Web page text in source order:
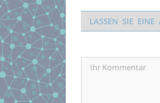
LASSEN SIE EINE